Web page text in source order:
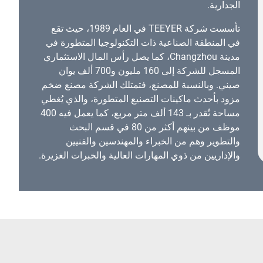
الجدارية.
تأسست شركة TEEYER في العام 1989، حيث تقع
في المنطقة الصناعية ذات التكنولوجيا المتطورة في
مدينة Changzhou، كما يصل رأس المال الاستثماري
المسجل للشركة إلى 160 مليون و700 ألف يوان
صيني. وبالنسبة للمصنع، فتمتلك الشركة مصنع ضخم
مزود بأحدث ماكينات التصنيع المتطورة، والذي يُغطي
مساحة تُقدر بـ 143 ألف متر مربع، كما يعمل فيه 400
موظف من بينهم أكثر من 80 في قسم البحث
والتطوير وهم من الخبراء والمهندسين والفنيين
والإداريين من ذوي المهارات العالية والخبرات الغزيرة.